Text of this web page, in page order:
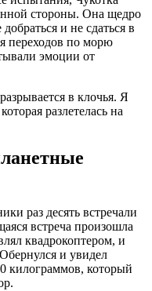
стороны. Она щедро
и не сдаться в
переходов по морю
эмоции от
в клочья. Я
разлетелась на
раз десять встречали
встреча произошла
квадрокоптером, и
и увидел
килограммов, который